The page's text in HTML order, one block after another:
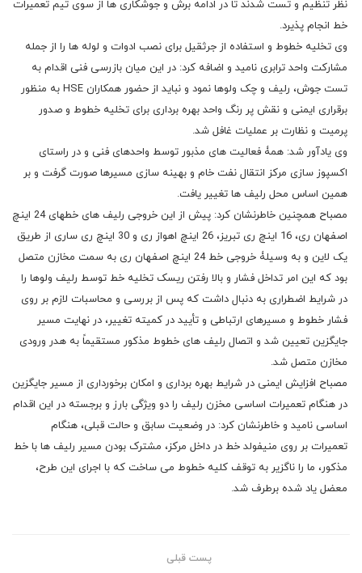
نظر تنظیم و تست شدند تا در ادامه برش و جوشکاری ها از سوی تیم تعمیرات
خط انجام پذیرد.
وی تخلیه خطوط و استفاده از جرثقیل برای نصب ادوات و لوله ها را از جمله
مشارکت واحد ترابری نامید و اضافه کرد: در این میان بازرسی فنی اقدام به
تست جوش، رلیف و چک ولوها نمود و نباید از حضور همکاران HSE به منظور
برقراری ایمنی و نقش پر رنگ واحد بهره برداری برای تخلیه خطوط و صدور
پرمیت و نظارت بر عملیات غافل شد.
وی یادآور شد: همۀ فعالیت های مذبور توسط واحدهای فنی و در راستای
اکسپوز سازی مرکز انتقال نفت خام و بهینه سازی مسیرها صورت گرفت و بر
همین اساس محل رلیف ها تغییر یافت.
مصباح همچنین خاطرنشان کرد: پیش از این خروجی رلیف های خطهای 24 اینچ
اصفهان ری، 16 اینچ ری تبریز، 26 اینچ اهواز ری و 30 اینچ ری ساری از طریق
یک لاین و به وسیلۀ خروجی خط 24 اینچ اصفهان ری به سمت مخازن متصل
بود که این امر تداخل فشار و بالا رفتن ریسک تخلیه خط توسط رلیف ولوها را
در شرایط اضطراری به دنبال داشت که پس از بررسی و محاسبات لازم بر روی
فشار خطوط و مسیرهای ارتباطی و تأیید در کمیته تغییر، در نهایت مسیر
جایگزین تعیین شد و اتصال رلیف های خطوط مذکور مستقیماً به هدر ورودی
مخازن متصل شد.
مصباح افزایش ایمنی در شرایط بهره برداری و امکان برخورداری از مسیر جایگزین
در هنگام تعمیرات اساسی مخزن رلیف را دو ویژگی بارز و برجسته در این اقدام
اساسی نامید و خاطرنشان کرد: در وضعیت سابق و حالت قبلی، هنگام
تعمیرات بر روی منیفولد خط در داخل مرکز، مشترک بودن مسیر رلیف ها با خط
مذکور، ما را ناگزیر به توقف کلیه خطوط می ساخت که با اجرای این طرح،
معضل یاد شده برطرف شد.
پست قبلی